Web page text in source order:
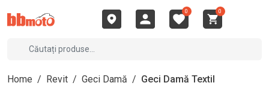
0 0
Home / Revit / Geci Damă / Geci Damă Textil